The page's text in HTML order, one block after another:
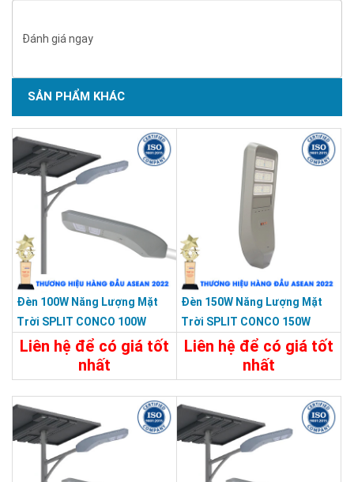
CÔNG TY TNHH TM DV HOÀNG QUỐC BẢO
Đánh giá ngay
SẢN PHẨM KHÁC
Đèn 100W Năng Lượng Mặt
Trời SPLIT CONCO 100W
5000 Màu Xám KY-F-HX-002
Liên hệ để có giá tốt
nhất
Đèn 150W Năng Lượng Mặt
Trời SPLIT CONCO 150W
5000 Màu Xám KY-F-HX-004
Liên hệ để có giá tốt
nhất